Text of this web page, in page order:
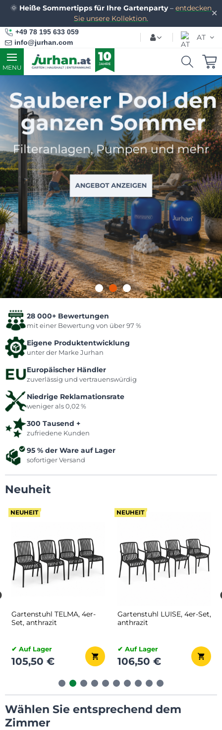
✕
🌞 Heiße Sommertipps für Ihre Gartenparty– entdecken
Sie unsere Kollektion.
+49 78 195 633 059
info@jurhan.com
AT
MENU
28 000+ Bewertungen
mit einer Bewertung von über 97 %
Eigene Produktentwicklung
unter der Marke Jurhan
Europäischer Händler
zuverlässig und vertrauenswürdig
Niedrige Reklamationsrate
weniger als 0,02 %
300 Tausend +
zufriedene Kunden
95 % der Ware auf Lager
sofortiger Versand
Neuheit
NEUHEIT
Set Samt-Kleiderbügel
CHIC, rutschfest, 50 Stück,
✔ Auf Lager
26,20 €
NEUHEIT
Set Holzkleiderbügel
SOHO, 20 Stück,
✔ Auf Lager
26,20 €
Wählen Sie entsprechend dem
Zimmer